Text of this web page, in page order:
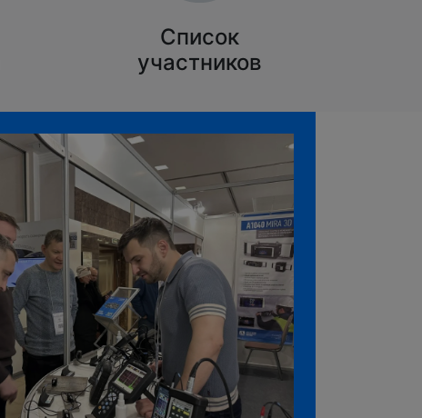
Список
участников